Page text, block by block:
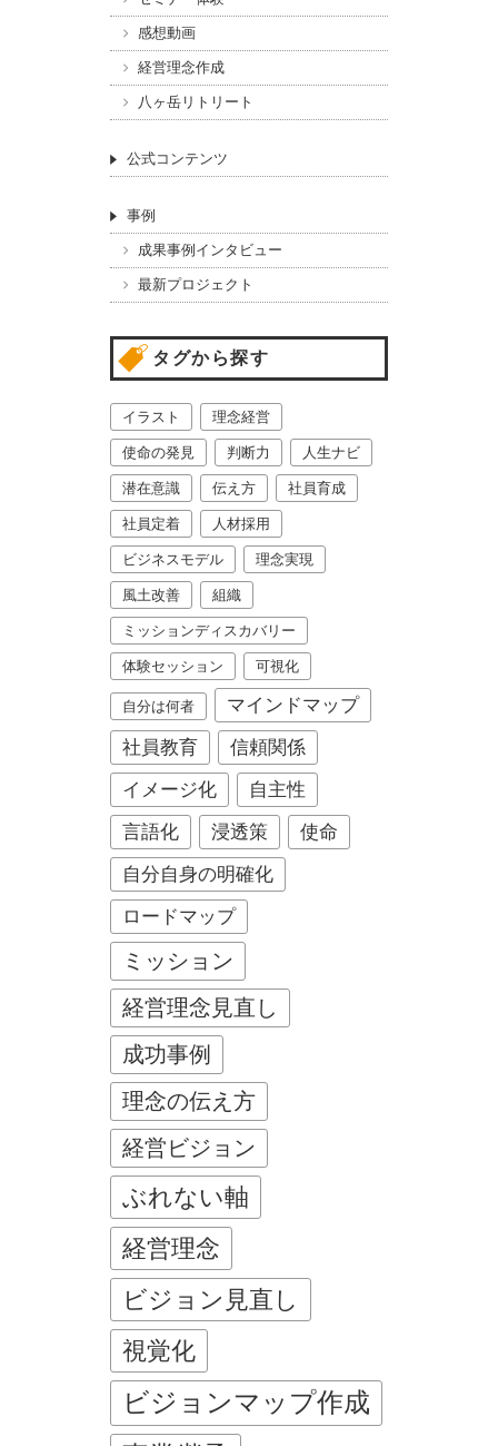
感想動画
経営理念作成
八ヶ岳リトリート
公式コンテンツ
事例
成果事例インタビュー
最新プロジェクト
タグから探す
イラスト 理念経営
使命の発見 判断力 人生ナビ
潜在意識 伝え方 社員育成
社員定着 人材採用
ビジネスモデル 理念実現
風土改善 組織
ミッションディスカバリー
体験セッション 可視化
自分は何者
マインドマップ
社員教育
信頼関係
イメージ化
自主性
言語化
浸透策
使命
自分自身の明確化
ロードマップ
ミッション
経営理念見直し
成功事例
理念の伝え方
経営ビジョン
ぶれない軸
経営理念
ビジョン見直し
視覚化
ビジョンマップ作成